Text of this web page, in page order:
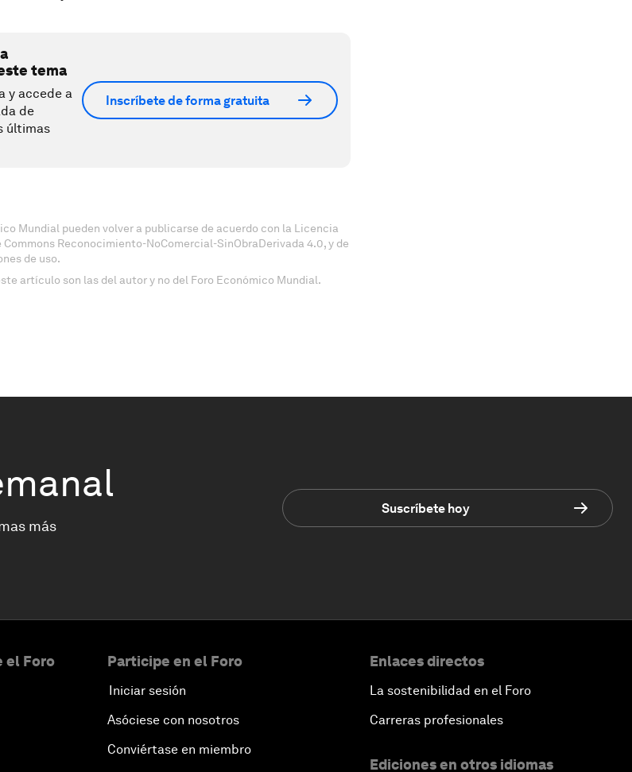
tema
y accede a
de
últimas
Inscríbete de forma gratuita
Mundial pueden volver a publicarse de acuerdo con la Licencia
Reconocimiento-NoComercial-SinObraDerivada 4.0, y de
de uso.
artículo son las del autor y no del Foro Económico Mundial.
más
Suscríbete hoy
el Foro Participe en el Foro
Iniciar sesión
Asóciese con nosotros
Conviértase en miembro
Enlaces directos
La sostenibilidad en el Foro
Carreras profesionales
Ediciones en otros idiomas